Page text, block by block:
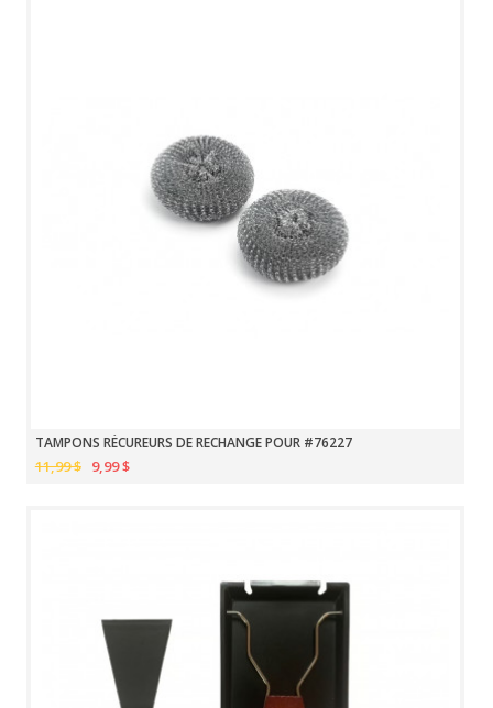
TAMPONS RÉCUREURS DE RECHANGE POUR #76227
11,99 $ 9,99 $